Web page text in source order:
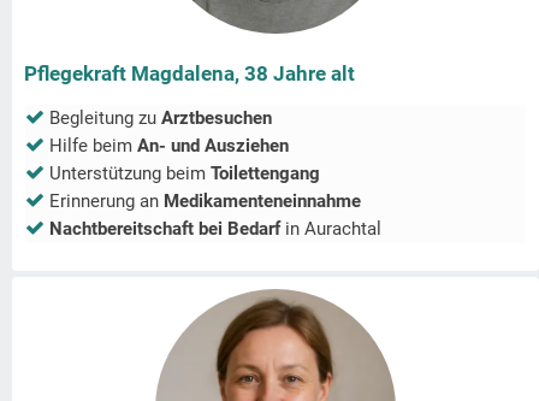
Pflegekraft Magdalena, 38 Jahre alt
Begleitung zu Arztbesuchen
Hilfe beim An- und Ausziehen
Unterstützung beim Toilettengang
Erinnerung an Medikamenteneinnahme
Nachtbereitschaft bei Bedarfin Aurachtal